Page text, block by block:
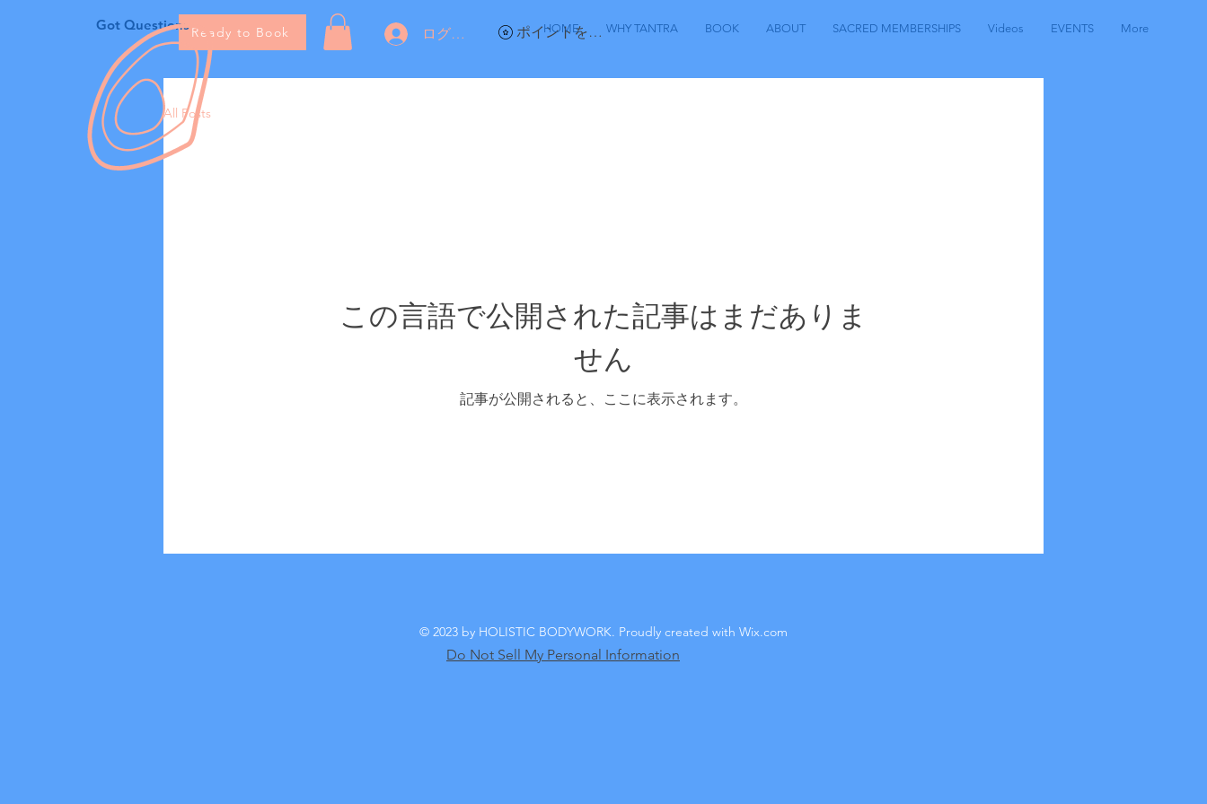
Got Questions HOME WHY TANTRA BOOK ABOUT SACRED MEMBERSHIPS Videos EVENTS More
Ready to Book ログイン ポイントを表示
All Posts
この言語で公開された記事はまだありま
せん
記事が公開されると、ここに表示されます。
© 2023 by HOLISTIC BODYWORK. Proudly created with Wix.com
Do Not Sell My Personal Information